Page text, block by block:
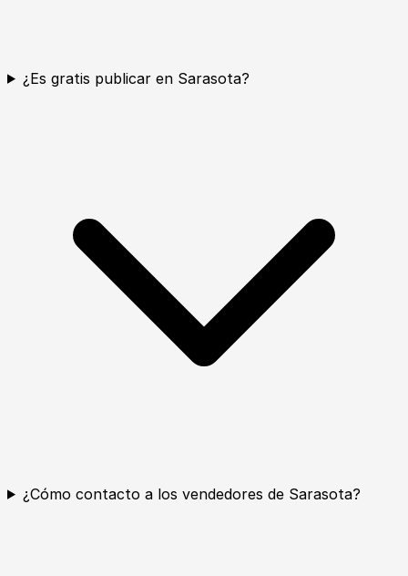
¿Es gratis publicar en Sarasota?
¿Cómo contacto a los vendedores de Sarasota?